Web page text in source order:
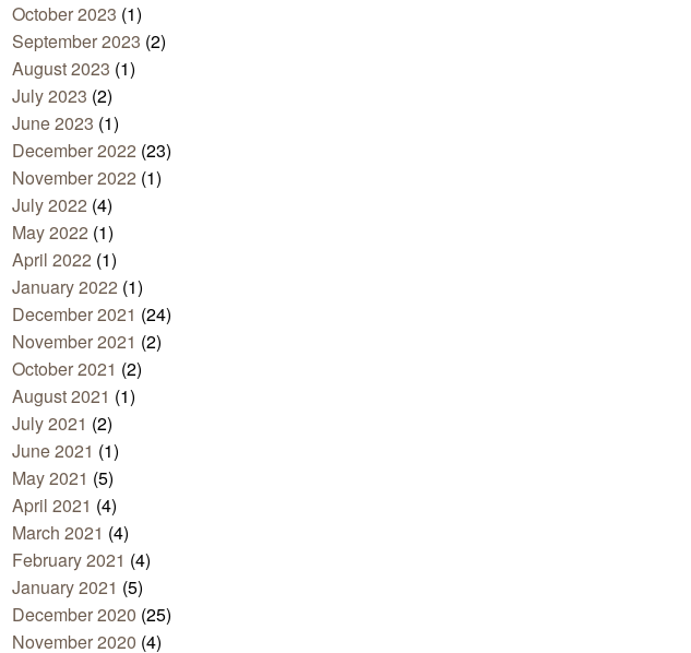
October 2023 (1)
September 2023 (2)
August 2023 (1)
July 2023 (2)
June 2023 (1)
December 2022 (23)
November 2022 (1)
July 2022 (4)
May 2022 (1)
April 2022 (1)
January 2022 (1)
December 2021 (24)
November 2021 (2)
October 2021 (2)
August 2021 (1)
July 2021 (2)
June 2021 (1)
May 2021 (5)
April 2021 (4)
March 2021 (4)
February 2021 (4)
January 2021 (5)
December 2020 (25)
November 2020 (4)